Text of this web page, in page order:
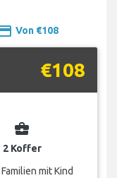
Von €108
€108
business_center
2 Koffer
mit Kind